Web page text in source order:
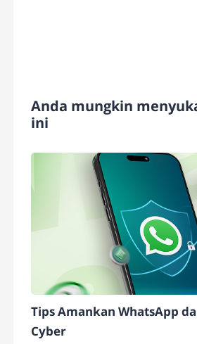
Anda mungkin
ini
Tips Amankan WhatsApp
Cyber